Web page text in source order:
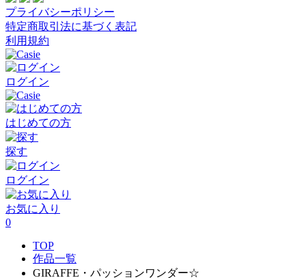
プライバシーポリシー
特定商取引法に基づく表記
利用規約
ログイン
はじめての方
探す
ログイン
お気に入り
0
TOP
作品一覧
GIRAFFE・パッションワンダー☆